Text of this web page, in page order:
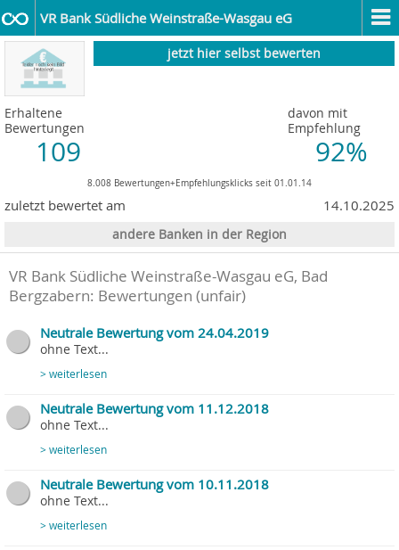
VR Bank Südliche Weinstraße-Wasgau eG
jetzt hier selbst bewerten
Erhaltene
Bewertungen
109
davon mit
Empfehlung
92%
8.008 Bewertungen+Empfehlungsklicks seit 01.01.14
zuletzt bewertet am 14.10.2025
andere Banken in der Region
VR Bank Südliche Weinstraße-Wasgau eG, Bad
Bergzabern: Bewertungen (unfair)
Neutrale Bewertung vom 24.04.2019
ohne Text...
> weiterlesen
Neutrale Bewertung vom 11.12.2018
ohne Text...
> weiterlesen
Neutrale Bewertung vom 10.11.2018
ohne Text...
> weiterlesen